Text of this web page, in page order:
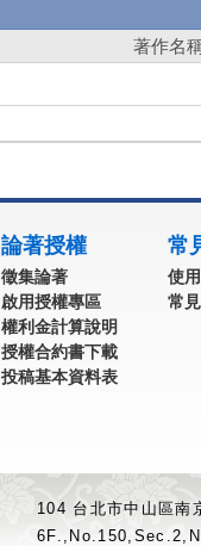
著作名
論著授權
徵集論著
啟用授權專區
權利金計算說明
授權合約書下載
投稿基本資料表
常
使
常
104 台北市中山區